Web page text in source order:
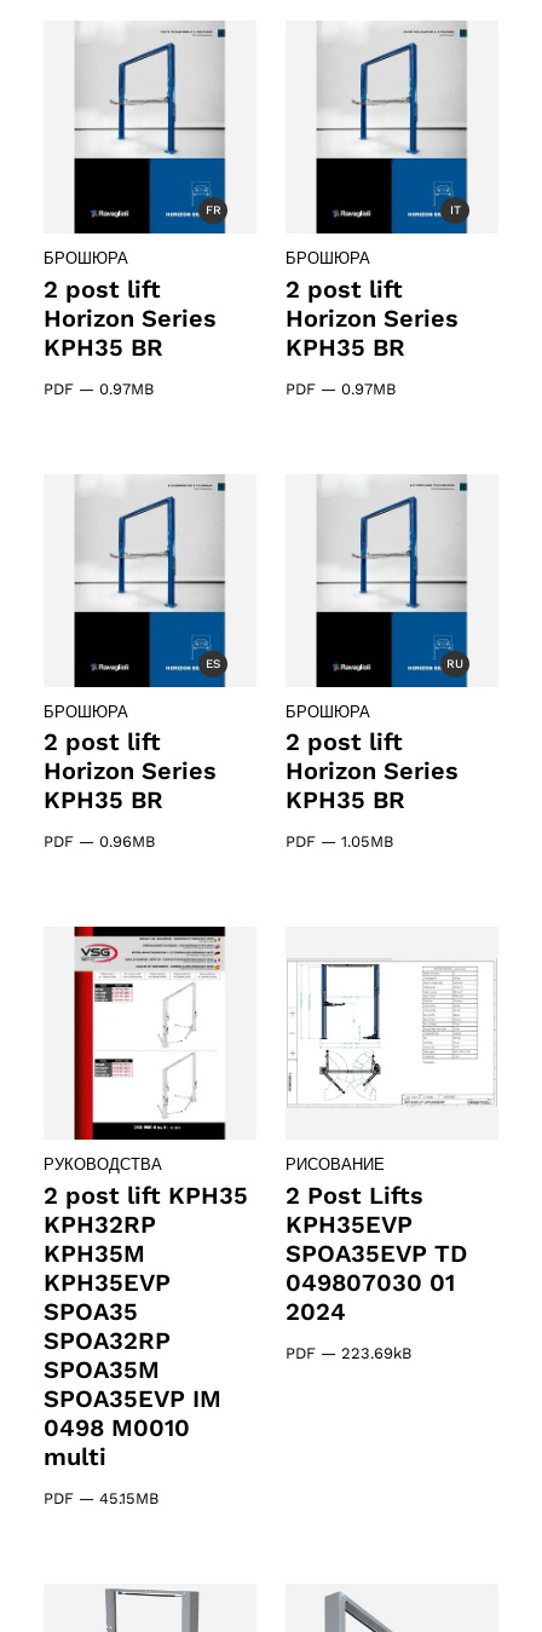
(61)61 products
FR
БРОШЮРА
2 post lift
Horizon Series
KPH35 BR
PDF — 0.97MB
IT
БРОШЮРА
2 post lift
Horizon Series
KPH35 BR
PDF — 0.97MB
ES
БРОШЮРА
2 post lift
Horizon Series
KPH35 BR
PDF — 0.96MB
RU
БРОШЮРА
2 post lift
Horizon Series
KPH35 BR
PDF — 1.05MB
РУКОВОДСТВА
2 post lift KPH35
KPH32RP
KPH35M
KPH35EVP
SPOA35
SPOA32RP
SPOA35M
SPOA35EVP IM
0498 M0010
multi
PDF — 45.15MB
РИСОВАНИЕ
2 Post Lifts
KPH35EVP
SPOA35EVP TD
049807030 01
2024
PDF — 223.69kB